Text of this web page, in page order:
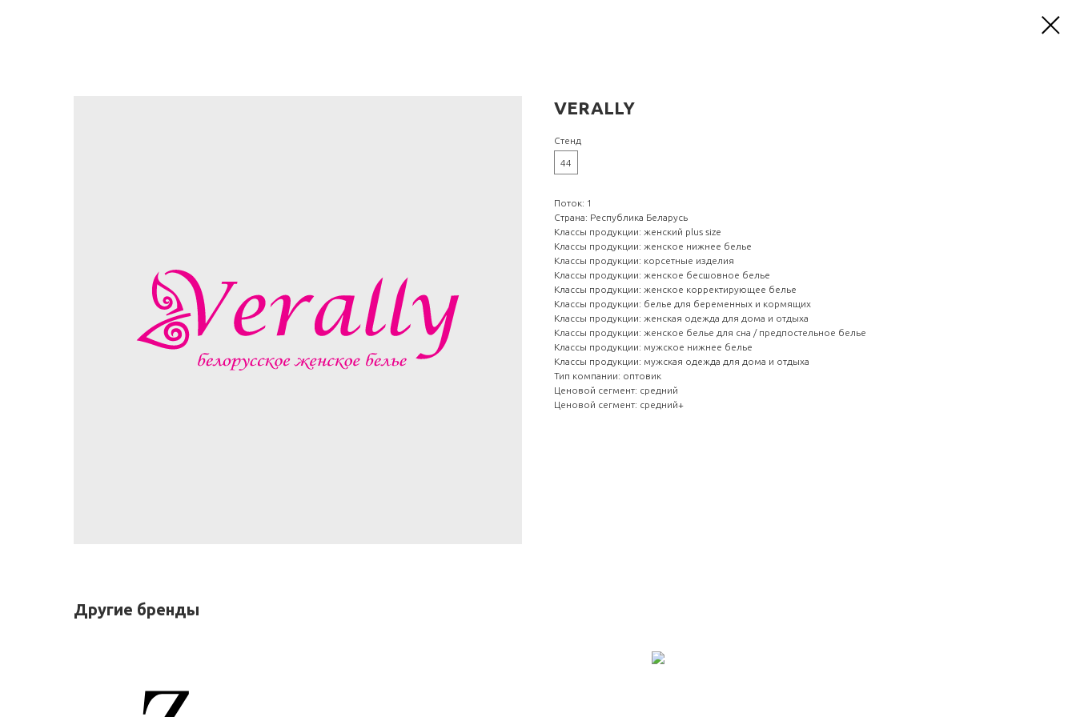
VERALLY
Стенд
44
Поток: 1
Страна: Республика Беларусь
Классы продукции: женский plus size
Классы продукции: женское нижнее белье
Классы продукции: корсетные изделия
Классы продукции: женское бесшовное белье
Классы продукции: женское корректирующее белье
Классы продукции: белье для беременных и кормящих
Классы продукции: женская одежда для дома и отдыха
Классы продукции: женское белье для сна / предпостельное белье
Классы продукции: мужское нижнее белье
Классы продукции: мужская одежда для дома и отдыха
Тип компании: оптовик
Ценовой сегмент: средний
Ценовой сегмент: средний+
Другие бренды